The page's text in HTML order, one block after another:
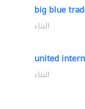
big blue
البناء
united
البناء